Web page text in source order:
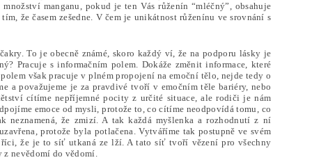
manganu, pokud je ten Vás růženín “mléčný”, obsahuje
že časem zešedne. V čem je unikátnost růženínu ve srovnání s
To je obecně známé, skoro každý ví, že na podporu lásky je
Pracuje s informačním polem. Dokáže změnit informace, které
však pracuje v plném propojení na emoční tělo, nejde tedy o
a považujeme je za pravdivé tvoří v emočním těle bariéry, nebo
cítíme nepříjemné pocity z určité situace, ale rodiči je nám
emoce od mysli, protože to, co cítíme neodpovídá tomu, co
neznamená, že zmizí. A tak každá myšlenka a rozhodnutí z ní
protože byla potlačena. Vytváříme tak postupně ve svém
říci, že je to síť utkaná ze lží. A tato síť tvoří vězení pro všechny
nevědomí do vědomí.